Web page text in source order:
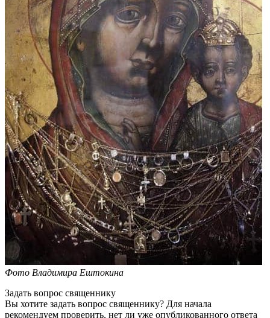
Фото Владимира Ештокина
Задать вопрос священнику
Вы хотите задать вопрос священнику? Для начала
рекомендуем проверить, нет ли уже опубликованного ответа